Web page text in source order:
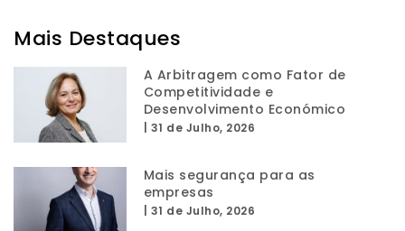
Mais Destaques
A Arbitragem como Fator de
Competitividade e
Desenvolvimento Económico
31 de Julho, 2026
Mais segurança para as
empresas
31 de Julho, 2026